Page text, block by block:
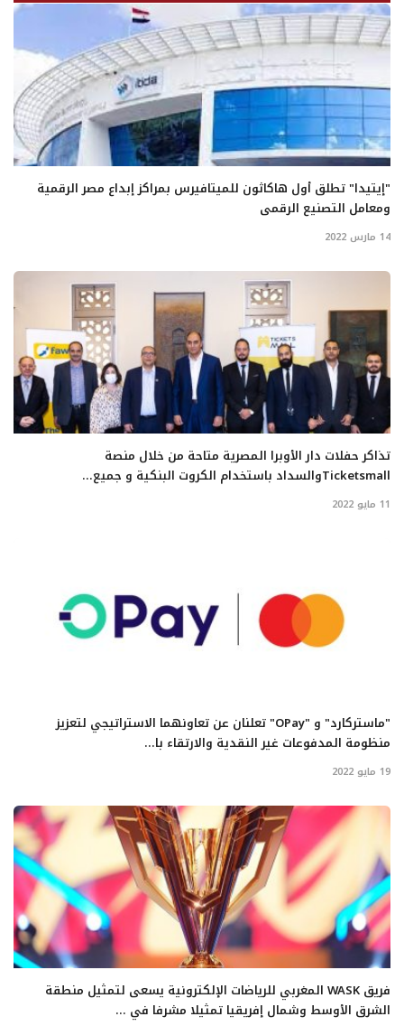
"إيتيدا" تطلق أول هاكاثون للميتافيرس بمراكز إبداع مصر الرقمية
ومعامل التصنيع الرقمى
14 مارس 2022
تذاكر حفلات دار الأوبرا المصرية متاحة من خلال منصة
Ticketsmallوالسداد باستخدام الكروت البنكية و جميع...
11 مايو 2022
"ماستركارد" و "OPay" تعلنان عن تعاونهما الاستراتيجي لتعزيز
منظومة المدفوعات غير النقدية والارتقاء با...
19 مايو 2022
فريق WASK المغربي للرياضات الإلكترونية يسعى لتمثيل منطقة
الشرق الأوسط وشمال إفريقيا تمثيلا مشرفا في ...